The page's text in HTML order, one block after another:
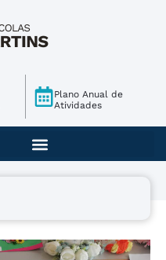
Plano Anual de
Atividades